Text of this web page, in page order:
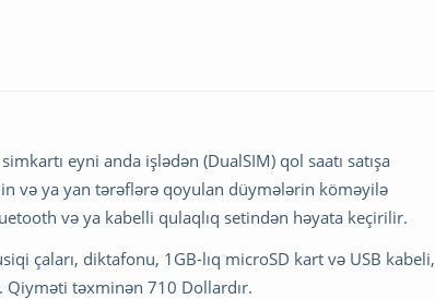
eyni anda işlədən (DualSIM) qol saatı satışa
və ya yan tərəflərə qoyulan düymələrin köməyilə
və ya kabelli qulaqlıq setindən həyata keçirilir.
çaları, diktafonu, 1GB-lıq microSD kart və USB kabeli,
Qiyməti təxminən 710 Dollardır.